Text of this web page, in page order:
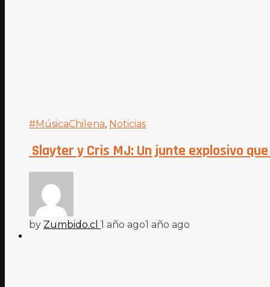
#MúsicaChilena, Noticias
Slayter y Cris MJ: Un junte explosivo
by Zumbido.cl 1 año ago1 año ago